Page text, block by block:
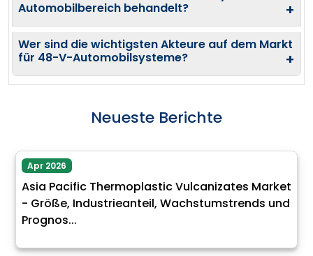
Automobilbereich behandelt?
+
Wer sind die wichtigsten Akteure auf dem Markt
für 48-V-Automobilsysteme?
+
Neueste Berichte
Apr 2026
Asia Pacific Thermoplastic Vulcanizates Market
- Größe, Industrieanteil, Wachstumstrends und
Prognos...